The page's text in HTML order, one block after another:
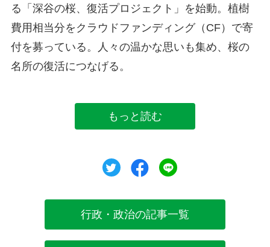
る「深谷の桜、復活プロジェクト」を始動。植樹
費用相当分をクラウドファンディング（CF）で寄
付を募っている。人々の温かな思いも集め、桜の
名所の復活につなげる。
もっと読む
ツイートシェア
行政・政治の記事一覧